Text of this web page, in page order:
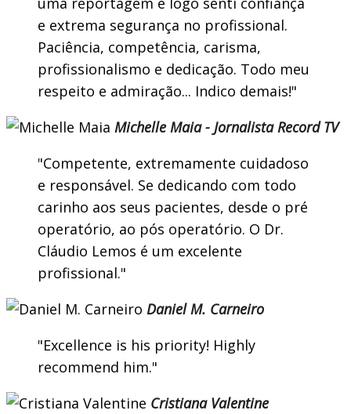
e extrema segurança no profissional.
Paciência, competência, carisma,
profissionalismo e dedicação. Todo meu
respeito e admiração... Indico demais!
Michelle Maia - Jornalista Record TV
Competente, extremamente cuidadoso
e responsável. Se dedicando com todo
carinho aos seus pacientes, desde o pré
operatório, ao pós operatório. O Dr.
Cláudio Lemos é um excelente
profissional.
Daniel M. Carneiro
Excellence is his priority! Highly
recommend him.
Cristiana Valentine